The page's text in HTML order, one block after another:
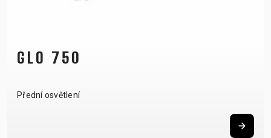
NOTUBY II
Bezdušový systém